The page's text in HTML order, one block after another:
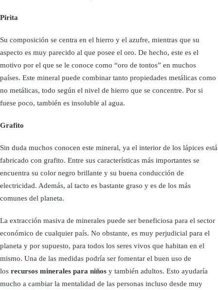
Pirita
Su composición se centra en el hierro y el azufre, mientras que su
aspecto es muy parecido al que posee el oro. De hecho, este es el
motivo por el que se le conoce como “oro de tontos” en muchos
países. Este mineral puede combinar tanto propiedades metálicas como
no metálicas, todo según el nivel de hierro que se concentre. Por si
fuese poco, también es insoluble al agua.
Grafito
Sin duda muchos conocen este mineral, ya el interior de los lápices está
fabricado con grafito. Entre sus características más importantes se
encuentra su color negro brillante y su buena conducción de
electricidad. Además, al tacto es bastante graso y es de los más
comunes del planeta.
La extracción masiva de minerales puede ser beneficiosa para el sector
económico de cualquier país. No obstante, es muy perjudicial para el
planeta y por supuesto, para todos los seres vivos que habitan en el
mismo. Una de las medidas podría ser fomentar el buen uso de
los recursos minerales para niños y también adultos. Esto ayudaría
mucho a cambiar la mentalidad de las personas incluso desde muy